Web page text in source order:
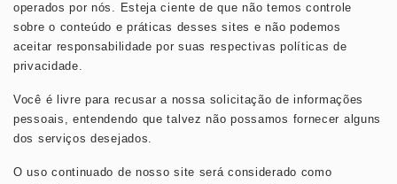
operados por nós. Esteja ciente de que não temos controle
sobre o conteúdo e práticas desses sites e não podemos
aceitar responsabilidade por suas respectivaspolíticas de
privacidade.
Você é livre para recusar a nossa solicitação de informações
pessoais, entendendo que talvez não possamos fornecer alguns
dos serviços desejados.
O uso continuado de nosso site será considerado como